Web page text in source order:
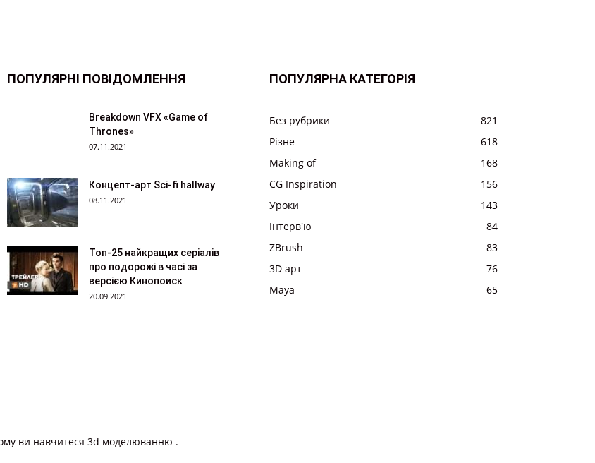
ПОПУЛЯРНІ ПОВІДОМЛЕННЯ
Breakdown VFX «Game of
Thrones»
07.11.2021
Концепт-арт Sci-fi hallway
08.11.2021
Топ-25 найкращих серіалів
про подорожі в часі за
версією Кинопоиск
20.09.2021
ПОПУЛЯРНА КАТЕГОРІЯ
Без рубрики
821
Різне
618
Making of
168
CG Inspiration
156
Уроки
143
Інтерв'ю
84
ZBrush
83
3D арт
76
Maya
65
ви навчитеся 3d моделюванню .